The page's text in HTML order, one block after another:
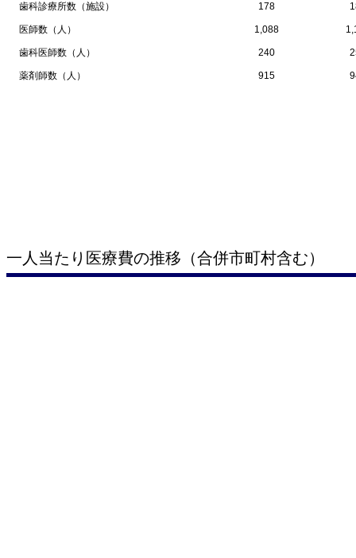
歯科診療所数（施設） 178
医師数（人） 1,088
歯科医師数（人） 240
薬剤師数（人） 915
一人当たり医療費の推移（合併市町村含む）